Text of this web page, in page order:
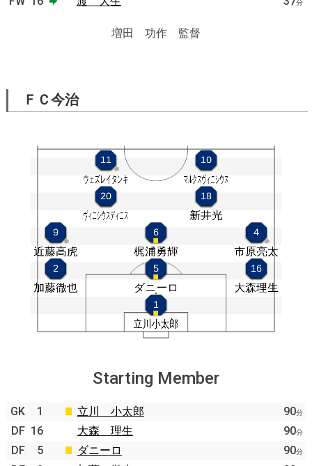
分
増田 功作 監督
ＦＣ今治
Starting Member
GK 1 立川 小太郎 90分
DF 16 大森 理生 90分
DF 5 ダニーロ 90分